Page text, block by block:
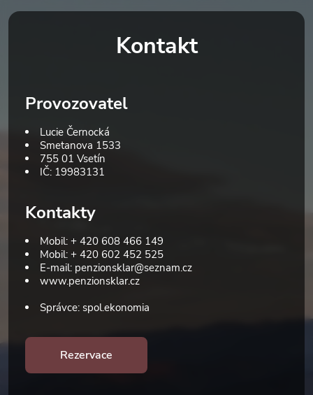
Kontakt
Provozovatel
Lucie Černocká
Smetanova 1533
755 01 Vsetín
IČ: 19983131
Kontakty
Mobil: + 420 608 466 149
Mobil: + 420 602 452 525
E-mail: penzionsklar@seznam.cz
www.penzionsklar.cz
Správce: spol.ekonomia
Rezervace